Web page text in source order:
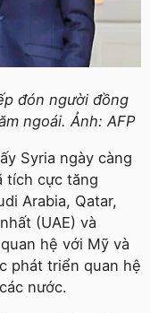
đón người đồng
ngoái. Ảnh: AFP
Syria ngày càng
tích cực tăng
Arabia, Qatar,
(UAE) và
hệ với Mỹ và
phát triển quan hệ
nước.